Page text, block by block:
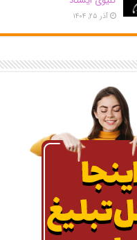
آذر ۲۵, ۱۴۰۴